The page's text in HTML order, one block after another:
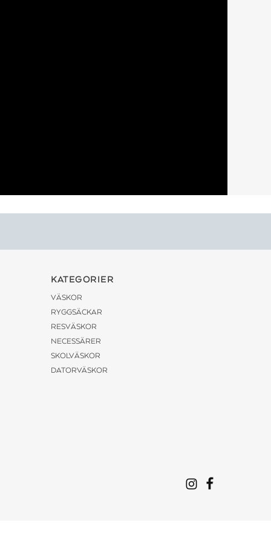
KATEGORIER
VÄSKOR
RYGGSÄCKAR
RESVÄSKOR
NECESSÄRER
SKOLVÄSKOR
DATORVÄSKOR